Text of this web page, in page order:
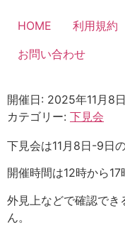
に
ス
ッ
HOME 利用規約
お問い合わせ
開催日: 2025年11月8
カテゴリー: 下見会
下見会は11月8日-9日
開催時間は12時から17
外見上などで確認でき
ん。